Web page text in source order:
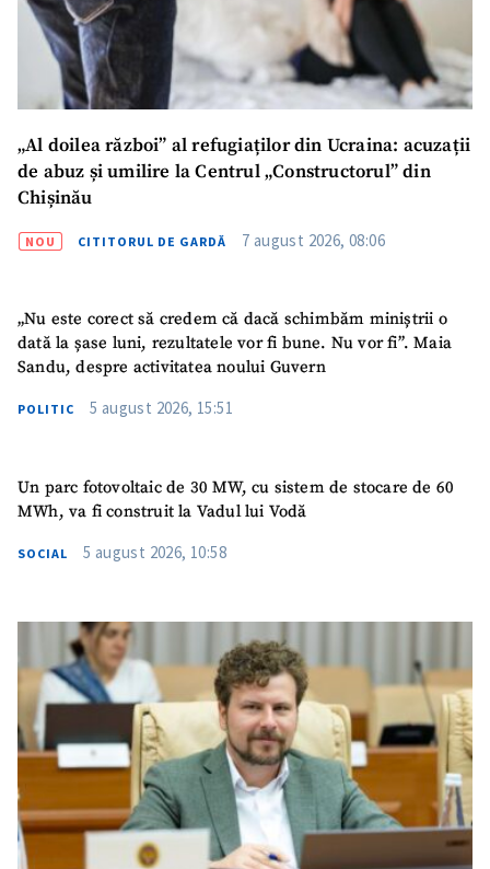
„Al doilea război” al refugiaților din Ucraina: acuzații
de abuz și umilire la Centrul „Constructorul” din
Chișinău
NOU CITITORUL DE GARDĂ 7 august 2026, 08:06
„Nu este corect să credem că dacă schimbăm miniștrii o
dată la șase luni, rezultatele vor fi bune. Nu vor fi”. Maia
Sandu, despre activitatea noului Guvern
POLITIC 5 august 2026, 15:51
Un parc fotovoltaic de 30 MW, cu sistem de stocare de 60
MWh, va fi construit la Vadul lui Vodă
SOCIAL 5 august 2026, 10:58
ȘTIREA MEA
Titlu știre+ Adaugă titlu
Link media
+ Link media
CONTACT SURSĂ
Email+ Emailul meu
Am citit și sunt de
politica de
confidențialitate.
TRIMITE ȘTIREA